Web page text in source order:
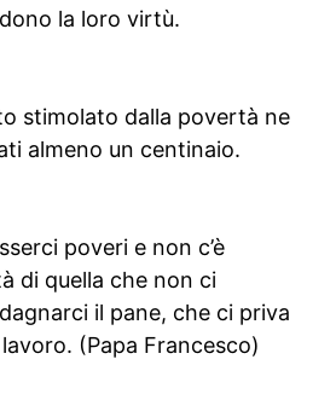
la loro virtù.
stimolato dalla povertà ne
almeno un centinaio.
poveri e non c’è
di quella che non ci
il pane, che ci priva
(Papa Francesco)